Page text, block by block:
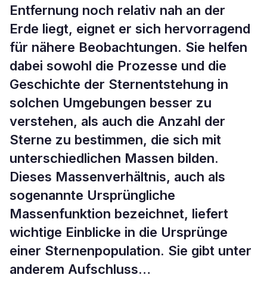
Entfernung noch relativ nah an der
Erde liegt, eignet er sich hervorragend
für nähere Beobachtungen. Sie helfen
dabei sowohl die Prozesse und die
Geschichte der Sternentstehung in
solchen Umgebungen besser zu
verstehen, als auch die Anzahl der
Sterne zu bestimmen, die sich mit
unterschiedlichen Massen bilden.
Dieses Massenverhältnis, auch als
sogenannte Ursprüngliche
Massenfunktion bezeichnet, liefert
wichtige Einblicke in die Ursprünge
einer Sternenpopulation. Sie gibt unter
anderem Aufschluss…